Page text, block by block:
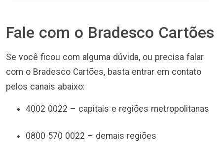
Fale com o Bradesco Cartões
Se você ficou com alguma dúvida, ou precisa falar
com o Bradesco Cartões, basta entrar em contato
pelos canais abaixo:
4002 0022 – capitais e regiões metropolitanas
0800 570 0022 – demais regiões